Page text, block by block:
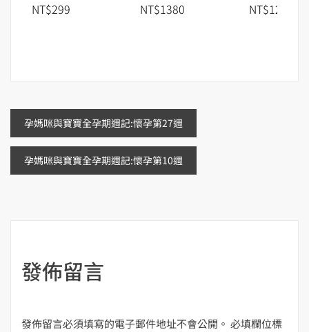
NT$299 NT$1380 NT$1280
文
章
孕媽咪與寶寶全孕期週記:懷孕第27週
孕媽咪與寶寶全孕期週記:懷孕第10週
發佈留言
發佈留言必須填寫的電子郵件地址不會公開。 必填欄位標